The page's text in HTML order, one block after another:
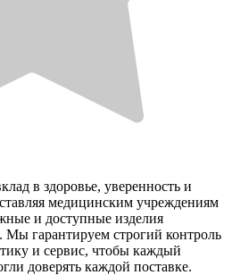
в здоровье, уверенность и
медицинским учреждениям
и доступные изделия
Мы гарантируем строгий контроль
и сервис, чтобы каждый
доверять каждой поставке.